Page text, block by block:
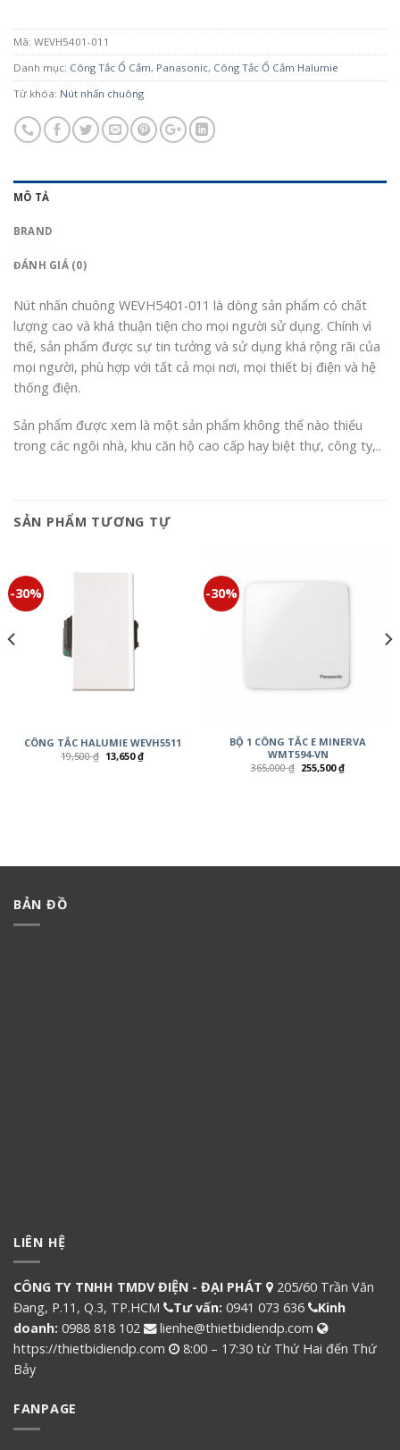
Mã: WEVH5401-011
Danh mục: Công Tắc Ổ Cắm, Panasonic, Công Tắc Ổ Cắm Halumie
Từ khóa: Nút nhấn chuông
MÔ TẢ
BRAND
ĐÁNH GIÁ (0)
Nút nhấn chuông WEVH5401-011 là dòng sản phẩm có chất
lượng cao và khá thuận tiện cho mọi người sử dụng. Chính vì
thế, sản phẩm được sự tin tưởng và sử dụng khá rộng rãi của
mọi người, phù hợp với tất cả mọi nơi, mọi thiết bị điện và hệ
thống điện.
Sản phẩm được xem là một sản phẩm không thể nào thiếu
trong các ngôi nhà, khu căn hộ cao cấp hay biệt thự, công ty,..
SẢN PHẨM TƯƠNG TỰ
-30%
CÔNG TẮC HALUMIE WEVH5511
19,500₫ 13,650₫
-30%
BỘ 1 CÔNG TẮC E MINERVA
WMT594-VN
365,000₫ 255,500₫
BẢN ĐỒ
LIÊN HỆ
CÔNG TY TNHH TMDV ĐIỆN - ĐẠI PHÁT
205/60 Trần Văn
Đang, P.11, Q.3, TP.HCM
Tư vấn: 0941 073 636
Kinh
doanh: 0988 818 102
lienhe@thietbidiendp.com
https://thietbidiendp.com
8:00 – 17:30 từ Thứ Hai đến Thứ
Bảy
FANPAGE